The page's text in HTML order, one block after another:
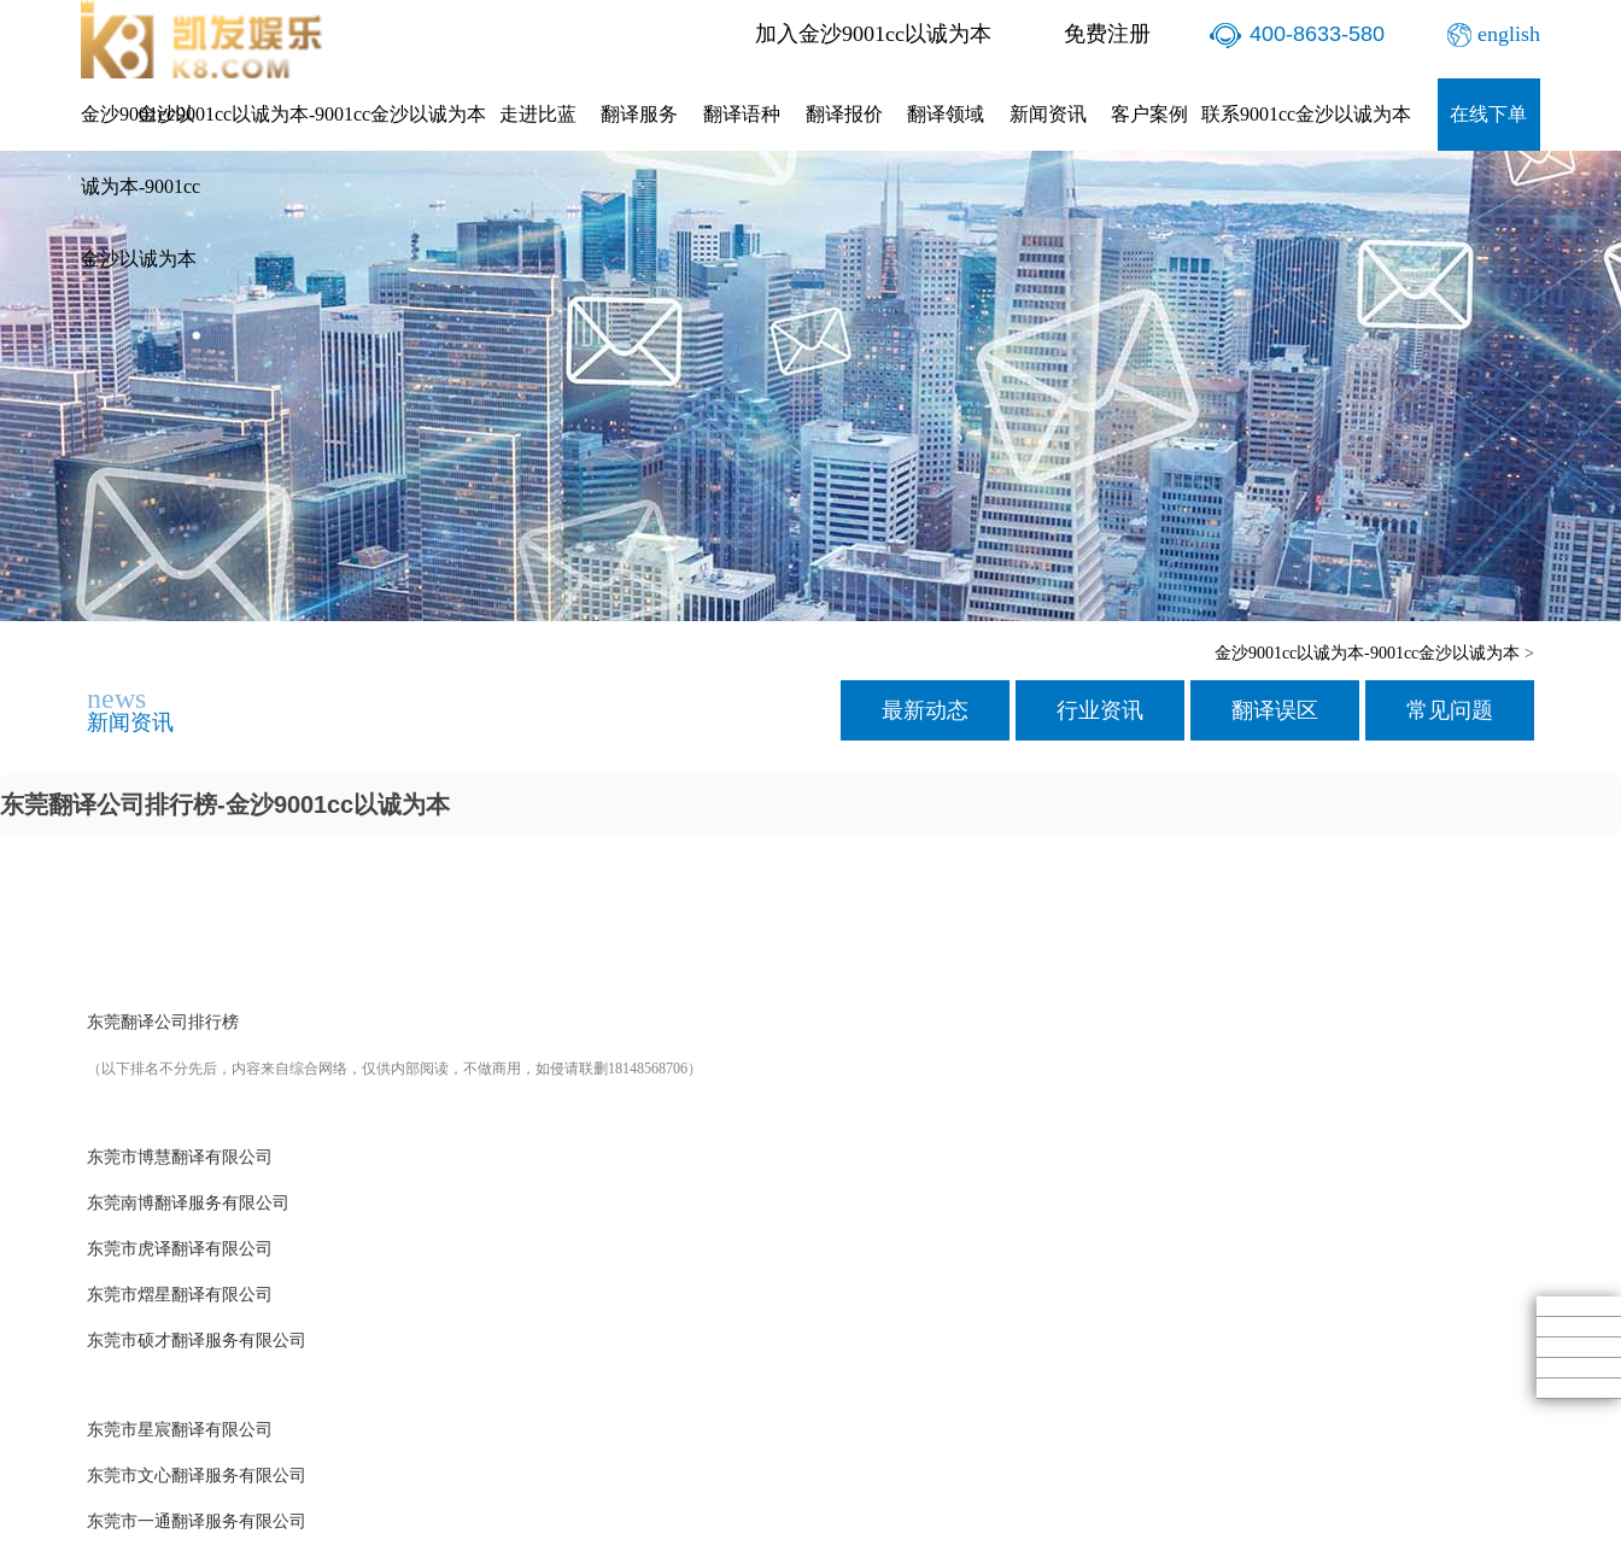
加入金沙9001cc以诚为本 免费注册 400-8633-580 english
金沙9001cc以
诚为本-9001cc
金沙以诚为本
金沙9001cc以诚为本-9001cc金沙以诚为本 走进比蓝 翻译服务 翻译语种 翻译报价 翻译领域 新闻资讯 客户案例 联系9001cc金沙以诚为本 在线下单
金沙9001cc以诚为本-9001cc金沙以诚为本 >
news
新闻资讯 最新动态 行业资讯 翻译误区 常见问题
东莞翻译公司排行榜-金沙9001cc以诚为本
东莞翻译公司排行榜
（以下排名不分先后，内容来自综合网络，仅供内部阅读，不做商用，如侵请联删18148568706）
东莞市博慧翻译有限公司
东莞南博翻译服务有限公司
东莞市虎译翻译有限公司
东莞市熠星翻译有限公司
东莞市硕才翻译服务有限公司
东莞市星宸翻译有限公司
东莞市文心翻译服务有限公司
东莞市一通翻译服务有限公司